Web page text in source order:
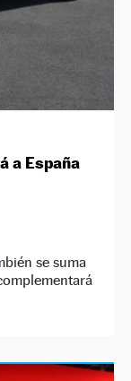
a España
se suma